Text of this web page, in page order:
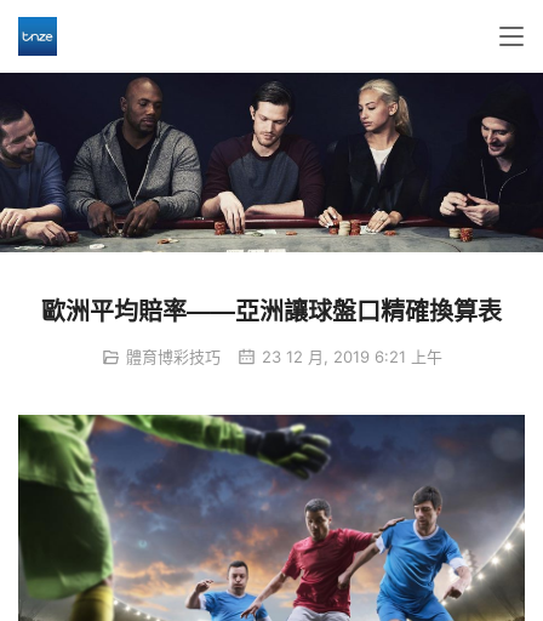
歐洲平均賠率——亞洲讓球盤口精確換算表
體育博彩技巧 23 12 月, 2019 6:21 上午